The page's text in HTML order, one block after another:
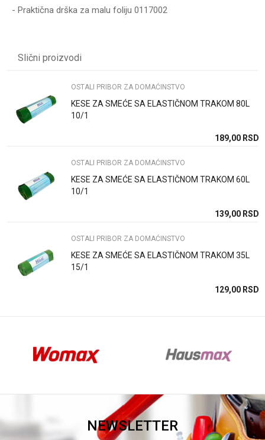
- Praktična drška za malu foliju 0117002
Poruka
Anti-spam zaštita - izračunajte koliko je 4 + 1 :
POŠALJI
Slični proizvodi
OSTALI PRIBOR ZA DOMAĆINSTVO
KESE ZA SMEĆE SA ELASTIČNOM TRAKOM 80L
10/1
189,00 RSD
OSTALI PRIBOR ZA DOMAĆINSTVO
KESE ZA SMEĆE SA ELASTIČNOM TRAKOM 60L
10/1
139,00 RSD
OSTALI PRIBOR ZA DOMAĆINSTVO
KESE ZA SMEĆE SA ELASTIČNOM TRAKOM 35L
15/1
129,00 RSD
NEWSLETTER